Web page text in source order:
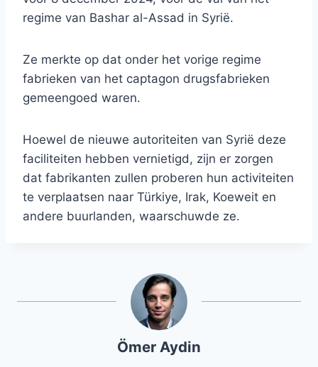
regime van Bashar al-Assad in Syrië.
Ze merkte op dat onder het vorige regime
fabrieken van het captagon drugsfabrieken
gemeengoed waren.
Hoewel de nieuwe autoriteiten van Syrië deze
faciliteiten hebben vernietigd, zijn er zorgen
dat fabrikanten zullen proberen hun activiteiten
te verplaatsen naar Türkiye, Irak, Koeweit en
andere buurlanden, waarschuwde ze.
Ömer Aydin